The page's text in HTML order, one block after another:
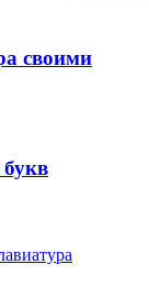
своими